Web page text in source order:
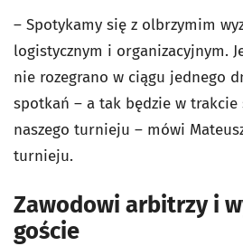
– Spotykamy się z olbrzymim
logistycznym i organizacyjnym.
nie rozegrano w ciągu jednego
spotkań – a tak będzie w
naszego turnieju – mówi
turnieju.
Zawodowi arbitrzy i
goście